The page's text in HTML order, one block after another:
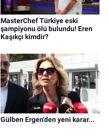
MasterChef Türkiye eski
şampiyonu ölü bulundu! Eren
Kaşıkçı kimdir?
Gülben Ergen'den yeni karar...